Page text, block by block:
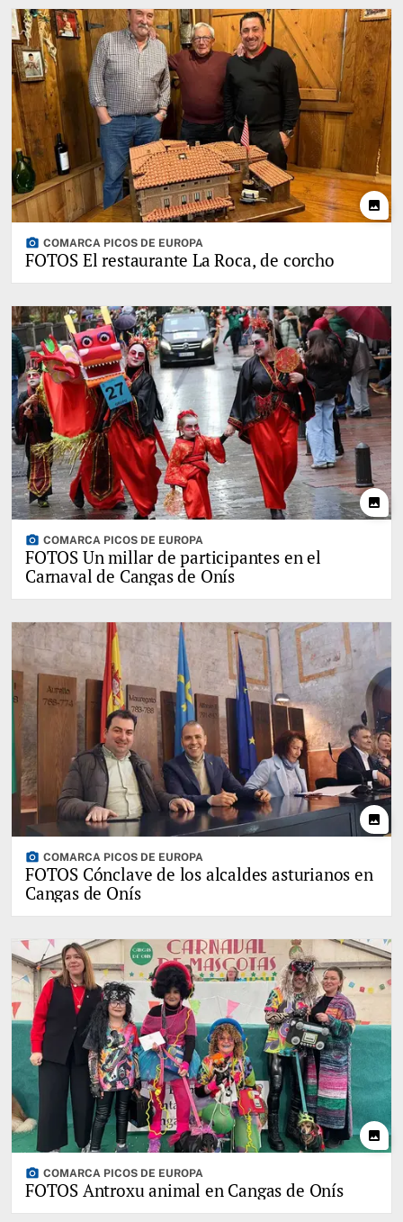
photo
photo_camera COMARCA PICOS DE EUROPA
FOTOS El restaurante La Roca, de corcho
photo
photo_camera COMARCA PICOS DE EUROPA
FOTOS Un millar de participantes en el
Carnaval de Cangas de Onís
photo
photo_camera COMARCA PICOS DE EUROPA
FOTOS Cónclave de los alcaldes asturianos en
Cangas de Onís
photo
photo_camera COMARCA PICOS DE EUROPA
FOTOS Antroxu animal en Cangas de Onís